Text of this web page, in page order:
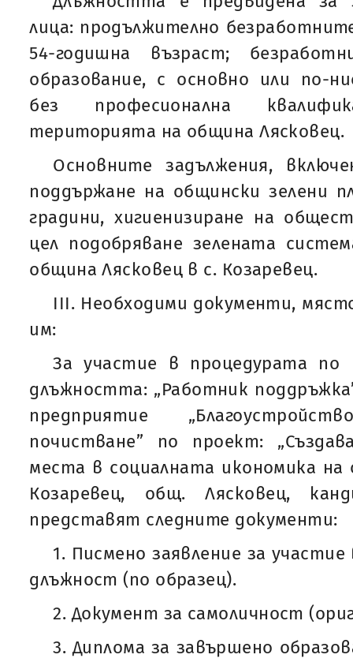
лица: продължително
54-годишна възраст;
образование, с основно или по-
без професионална
територията на община Лясковец.
Основните задължения,
поддържане на общински зелени
градини, хигиенизиране на
цел подобряване зелената
община Лясковец в с. Козаревец.
ІІI. Необходими документи,
им:
За участие в процедурата по
длъжността: „Работник
предприятие
почистване” по проект:
места в социалната икономика на
Козаревец, общ. Лясковец,
представят следните документи:
1. Писмено заявление за
длъжност (по образец).
2. Документ за самоличност
3. Диплома за завършено